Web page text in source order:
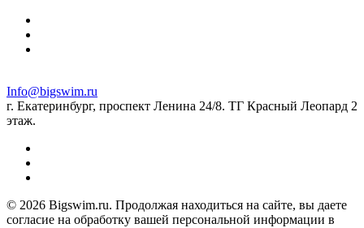
Info@bigswim.ru
г. Екатеринбург, проспект Ленина 24/8. ТГ Красный Леопард 2
этаж.
© 2026 Bigswim.ru. Продолжая находиться на сайте, вы даете
согласие на обработку вашей персональной информации в